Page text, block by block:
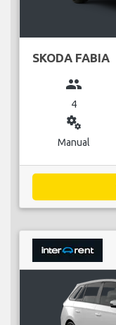
SKODA FABIA
group
4
miscellaneous_services
Manual